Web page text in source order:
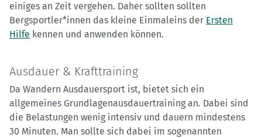
einiges an Zeit vergehen. Daher sollten sollten
Bergsportler*innen das kleine Einmaleins der Ersten
Hilfe kennen und anwenden können.
Ausdauer & Krafttraining
Da Wandern Ausdauersport ist, bietet sich ein
allgemeines Grundlagenausdauertraining an. Dabei sind
die Belastungen wenig intensiv und dauern mindestens
30 Minuten. Man sollte sich dabei im sogenannten